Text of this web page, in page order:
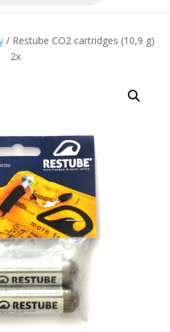
/ Restube CO2 cartridges (10,9 g)
2x